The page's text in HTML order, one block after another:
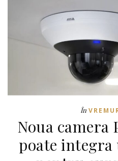
În
Noua camera
poate